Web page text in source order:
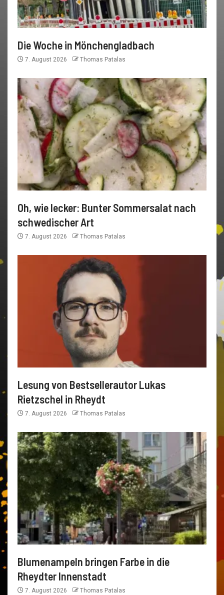
Die Woche in Mönchengladbach
7. August 2026 Thomas Patalas
Oh, wie lecker: Bunter Sommersalat nach
schwedischer Art
7. August 2026 Thomas Patalas
Lesung von Bestsellerautor Lukas
Rietzschel in Rheydt
7. August 2026 Thomas Patalas
Blumenampeln bringen Farbe in die
Rheydter Innenstadt
7. August 2026 Thomas Patalas